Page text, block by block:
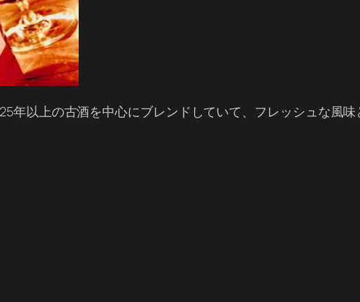
年以上の古酒を中心にブレンドしていて、フレッシュな風